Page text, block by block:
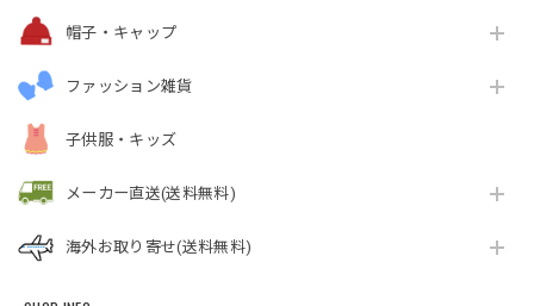
帽子・キャップ
ファッション雑貨
子供服・キッズ
メーカー直送(送料無料)
海外お取り寄せ(送料無料)